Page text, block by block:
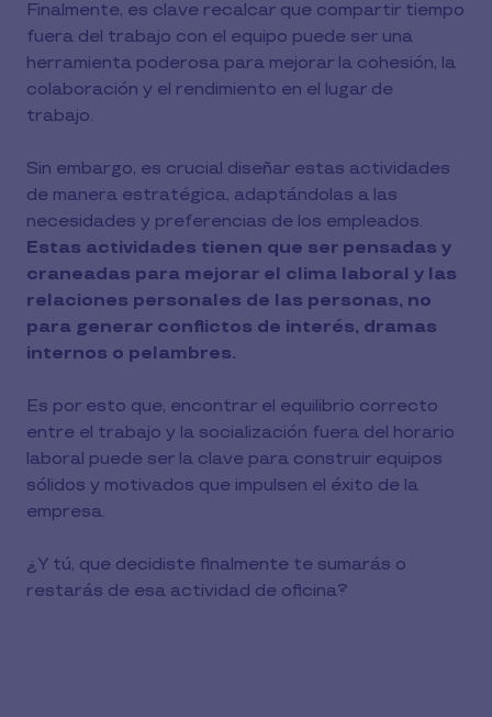
Finalmente, es clave recalcar que compartir tiempo
fuera del trabajo con el equipo puede ser una
herramienta poderosa para mejorar la cohesión, la
colaboración y el rendimiento en el lugar de
trabajo.
Sin embargo, es crucial diseñar estas actividades
de manera estratégica, adaptándolas a las
necesidades y preferencias de los empleados.
Estas actividades tienen que ser pensadas y
craneadas para mejorar el clima laboral y las
relaciones personales de las personas, no
para generar conflictos de interés, dramas
internos o pelambres.
Es por esto que, encontrar el equilibrio correcto
entre el trabajo y la socialización fuera del horario
laboral puede ser la clave para construir equipos
sólidos y motivados que impulsen el éxito de la
empresa.
¿Y tú, que decidiste finalmente te sumarás o
restarás de esa actividad de oficina?